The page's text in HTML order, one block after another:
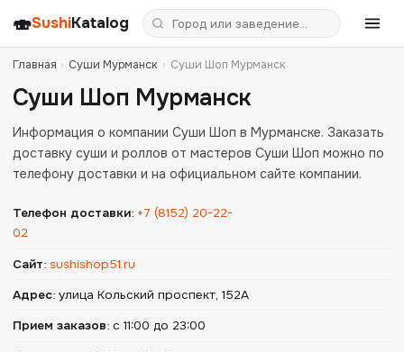
🍣SushiKatalog
Главная › Суши Мурманск › Суши Шоп Мурманск
Суши Шоп Мурманск
Информация о компании Суши Шоп в Мурманске. Заказать
доставку суши и роллов от мастеров Суши Шоп можно по
телефону доставки и на официальном сайте компании.
Телефон доставки: +7 (8152) 20-22-
02
Сайт: sushishop51.ru
Адрес: улица Кольский проспект, 152А
Прием заказов: с 11:00 до 23:00